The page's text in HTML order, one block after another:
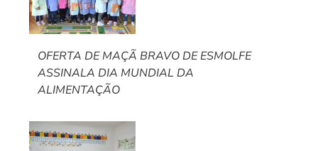
OFERTA DE MAÇÃ BRAVO DE ESMOLFE
ASSINALA DIA MUNDIAL DA
ALIMENTAÇÃO